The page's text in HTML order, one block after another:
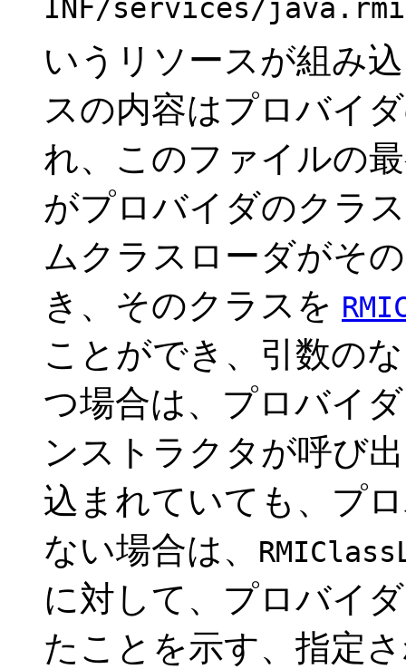
INF/services/
いうリソースが組み
スの内容はプロバイ
れ、このファイルの
がプロバイダのクラ
ムクラスローダがそ
き、そのクラスを
ことができ、引数の
つ場合は、プロバイ
ンストラクタが呼び
込まれていても、プ
ない場合は、
に対して、プロバイ
たことを示す、指定